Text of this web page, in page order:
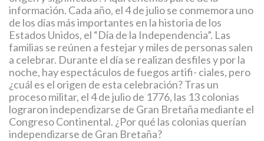
información. Cada año, el 4 de julio se conmemora uno
de los días más importantes en la historia de los
Estados Unidos, el “Día de la Independencia”. Las
familias se reúnen a festejar y miles de personas salen
a celebrar. Durante el día se realizan desfiles y por la
noche, hay espectáculos de fuegos artifi- ciales, pero
¿cuál es el origen de esta celebración? Tras un
proceso militar, el 4 de julio de 1776, las 13 colonias
lograron independizarse de Gran Bretaña mediante el
Congreso Continental. ¿Por qué las colonias querían
independizarse de Gran Bretaña?